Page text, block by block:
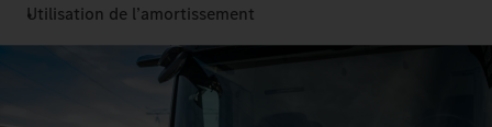
Utilisation de l’amortissement